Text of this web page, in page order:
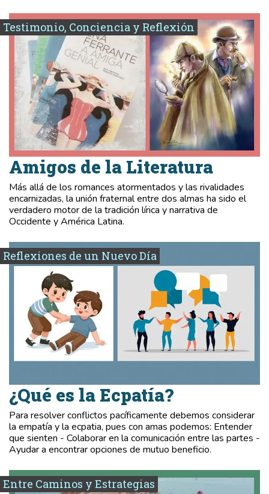
Testimonio, Conciencia y Reflexión
Amigos de la Literatura
Más allá de los romances atormentados y las rivalidades
encarnizadas, la unión fraternal entre dos almas ha sido el
verdadero motor de la tradición lírica y narrativa de
Occidente y América Latina.
Reflexiones de un Nuevo Día
¿Qué es la Ecpatía?
Para resolver conflictos pacíficamente debemos considerar
la empatía y la ecpatia, pues con amas podemos: Entender
que sienten - Colaborar en la comunicación entre las partes -
Ayudar a encontrar opciones de mutuo beneficio.
Entre Caminos y Estrategias